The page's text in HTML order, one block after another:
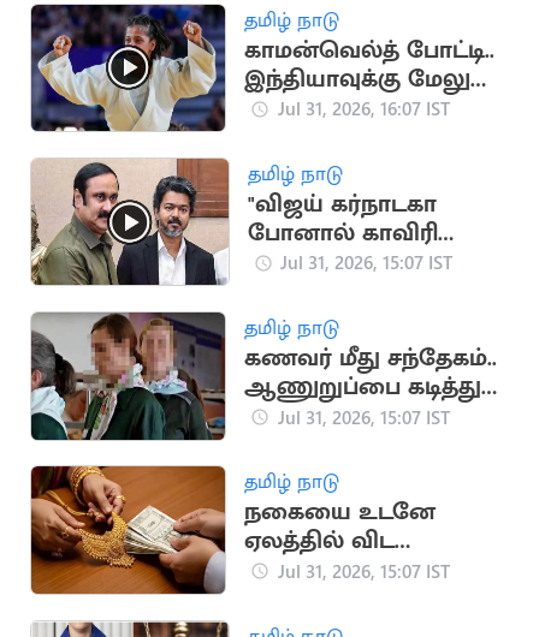
தமிழ் நாடு
காமன்வெல்த் போட்டி..
இந்தியாவுக்கு மேலும்
ஒரு தங்கம்
Jul 31, 2026, 16:07 IST
தமிழ் நாடு
"விஜய் கர்நாடகா
போனால் காவிரி
வந்துவிடாது" -
Jul 31, 2026, 15:07 IST
தமிழ் நாடு
கணவர் மீது சந்தேகம்..
ஆணுறுப்பை கடித்து
துப்பிய மனைவி
Jul 31, 2026, 15:07 IST
தமிழ் நாடு
நகையை உடனே
ஏலத்தில் விட
முடியாது.. ஆர்பிஐ
விளக்கம்
Jul 31, 2026, 15:07 IST